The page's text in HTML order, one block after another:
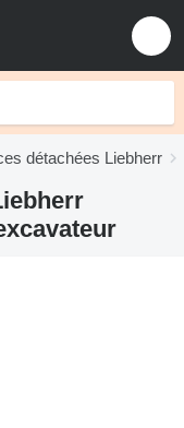
détachées Liebherr